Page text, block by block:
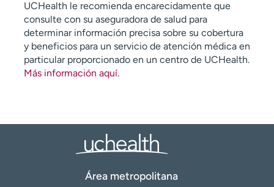
UCHealth le recomienda encarecidamente que
consulte con su aseguradora de salud para
determinar información precisa sobre su cobertura
y beneficios para un servicio de atención médica en
particular proporcionado en un centro de UCHealth.
Más información aquí.
Área metropolitana